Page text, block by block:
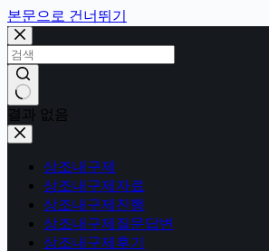
본문으로 건너뛰기
결과 없음
상조내구제
상조내구제자료
상조내구제진행
상조내구제질문답변
상조내구제후기